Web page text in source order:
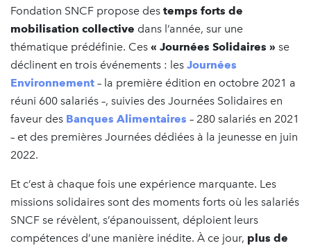
Fondation SNCF propose des temps forts de
mobilisation collective dans l’année, sur une
thématique prédéfinie. Ces « Journées Solidaires » se
déclinent en trois événements : les Journées
Environnement – la première édition en octobre 2021 a
réuni 600 salariés –, suivies des Journées Solidaires en
faveur des Banques Alimentaires – 280 salariés en 2021
– et des premières Journées dédiées à la jeunesse en juin
2022.
Et c’est à chaque fois une expérience marquante. Les
missions solidaires sont des moments forts où les salariés
SNCF se révèlent, s’épanouissent, déploient leurs
compétences d’une manière inédite. À ce jour, plus de